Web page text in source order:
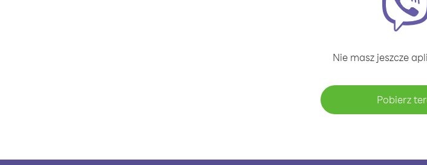
Nie masz jeszcze
Pobierz